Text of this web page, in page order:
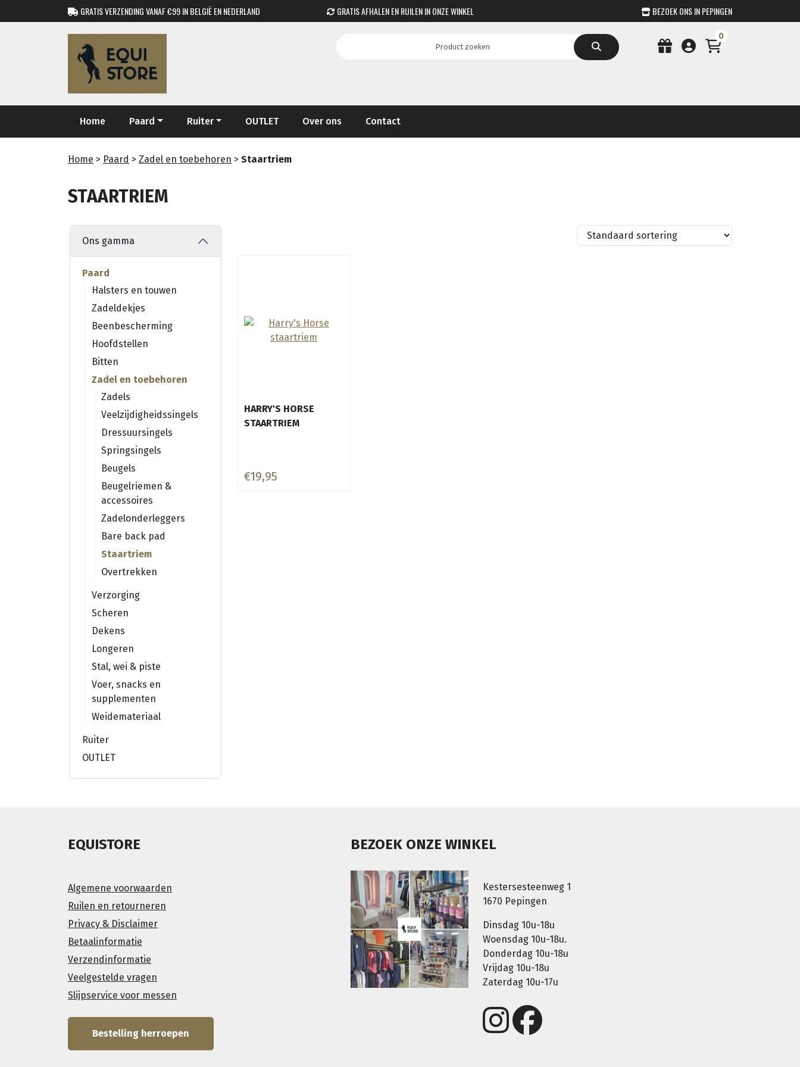
GRATIS VERZENDING VANAF €99 IN BELGIË EN NEDERLAND GRATIS AFHALEN EN RUILEN IN ONZE WINKEL BEZOEK ONS IN PEPINGEN
0
Home Paard Ruiter OUTLET Over ons Contact
Home > Paard > Zadel en toebehoren > Staartriem
STAARTRIEM
Ons gamma
Paard
Halsters en touwen
Zadeldekjes
Beenbescherming
Hoofdstellen
Bitten
Zadel en toebehoren
Zadels
Veelzijdigheidssingels
Dressuursingels
Springsingels
Beugels
Beugelriemen &
accessoires
Zadelonderleggers
Bare back pad
Staartriem
Overtrekken
Verzorging
Scheren
Dekens
Longeren
Stal, wei & piste
Voer, snacks en
supplementen
Weidemateriaal
Ruiter
OUTLET
HARRY'S HORSE
STAARTRIEM
€19,95
EQUISTORE
Algemene voorwaarden
Ruilen en retourneren
Privacy & Disclaimer
Betaalinformatie
Verzendinformatie
Veelgestelde vragen
Slijpservice voor messen
Bestelling herroepen
BEZOEK ONZE WINKEL
Kestersesteenweg 1
1670 Pepingen
Dinsdag 10u-18u
Woensdag 10u-18u.
Donderdag 10u-18u
Vrijdag 10u-18u
Zaterdag 10u-17u